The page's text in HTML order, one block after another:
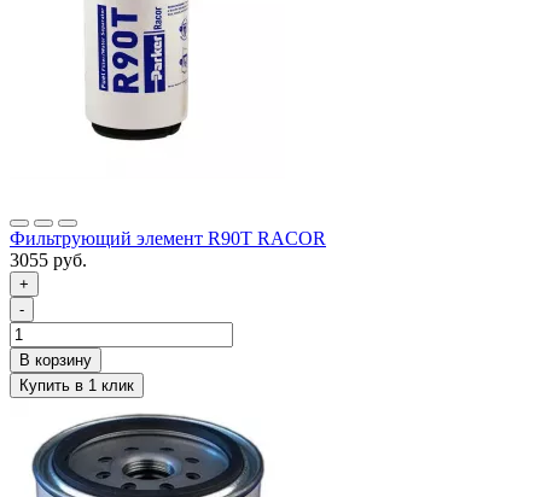
Фильтрующий элемент R90T RACOR
3055 руб.
+
-